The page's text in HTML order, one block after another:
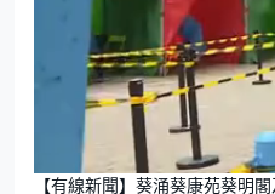
n
m
【有線新聞】葵涌葵康苑葵明